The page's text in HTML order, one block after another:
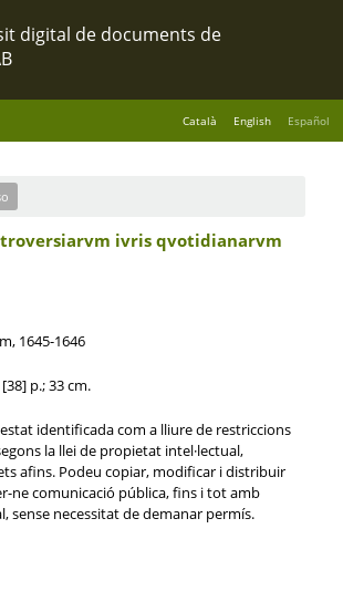
Català English Español
ivris qvotidianarvm
1645-1646
p.; 33 cm.
identificada com a lliure de restriccions
la llei de propietat intel·lectual,
afins. Podeu copiar, modificar i distribuir
ne comunicació pública, fins i tot amb
sense necessitat de demanar permís.